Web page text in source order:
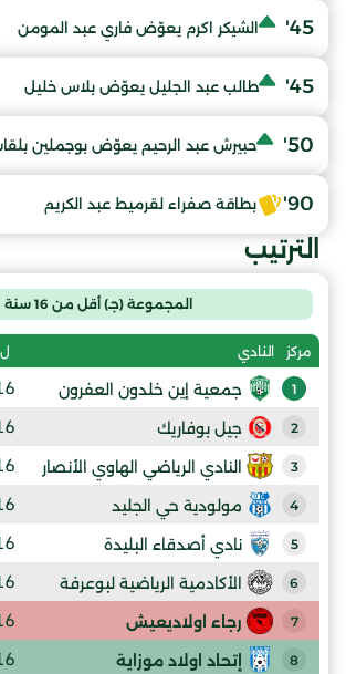
45' الشيكر اكرم يعوّض فاري عبد المومن
45' طالب عبد الجليل يعوّض بلاس خليل
50' حبيرش عبد الرحيم يعوّض بوجملين
90' بطاقة صفراء لقرميط عبد الكريم
الترتيب
المجموعة (جـ) أقل من 16 سنة
مركز النادي ل
1 جمعية إين خلدون العفرون
2 جيل بوفاريك
3 النادي الرياضي الهاوي الأنصار
4 مولودية حي الجليد
5 نادي أصدقاء البليدة
6 الأكادمية الرياضية لبوعرفة
7 رجاء اولاديعيش
8 إتحاد اولاد موزاية